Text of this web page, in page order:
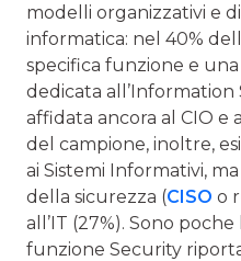
modelli organizzativi e
informatica: nel 40%
specifica funzione e
dedicata all’Information
affidata ancora al CIO e
del campione, inoltre,
ai Sistemi Informativi,
della sicurezza (CISO o
all’IT (27%). Sono
funzione Security